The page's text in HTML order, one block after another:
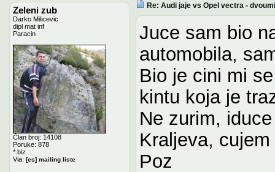
Zeleni zub
Darko Milicevic
dipl mat inf
Paracin
Član broj: 14108
Poruke: 878
*.biz
Via: [es] mailing liste
Re: Audi jaje vs Opel vectra -
Juce sam bio
automobila,
Bio je cini mi
kintu koja je
Ne zurim,
Kraljeva,
Poz